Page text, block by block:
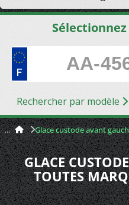
Rechercher par modèle
Glace custode avant
GLACE
TOUTES